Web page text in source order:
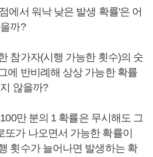
에서 워낙 낮은 발생 확률'은 어
까?
참가자(시행 가능한 횟수)의 숫
에 반비례해 상상 가능한 확률
않을까?
만 분의 1 확률은 무시해도 그
가 나오면서 가능한 확률이
횟수가 늘어나면 발생하는 확